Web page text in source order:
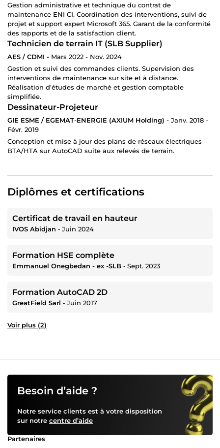
Gestion administrative et technique du contrat de
maintenance ENI CI. Coordination des interventions, suivi de
projet et support expert Microsoft 365. Garant de la conformité
des rapports et de la satisfaction client.
Technicien de terrain IT (SLB Supplier)
AES / CDMI - Mars 2022 - Nov. 2024
Gestion et suivi des commandes clients. Supervision des
interventions de maintenance sur site et à distance.
Réalisation d'études de marché et gestion comptable
simplifiée.
Dessinateur-Projeteur
GIE ESME / EGEMAT-ENERGIE (AXIUM Holding) - Janv. 2018 -
Févr. 2019
Conception et mise à jour des plans de réseaux électriques
BTA/HTA sur AutoCAD suite aux relevés de terrain.
Diplômes et certifications
Certificat de travail en hauteur
IVOS Abidjan ‐ Juin 2024
Formation HSE complète
Emmanuel Onegbedan - ex -SLB ‐ Sept. 2023
Formation AutoCAD 2D
GreatField Sarl ‐ Juin 2017
Voir plus (2)
Besoin d’aide ?
Notre service clients est à votre disposition
sur notre centre d’aide
Partenaires